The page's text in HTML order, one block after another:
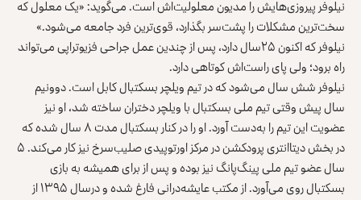
نیلوفر پیروزی‌هایش را مدیون معلولیت‌اش است. می‌گوید: «یک معلول که
سخت‌ترین مشکلات را پشت‌سر بگذارد، قوی‌ترین فرد جامعه می‌شود.»
نیلوفر که اکنون ۲۵سال دارد، پس از چندین عمل جراحی فزیوتراپی می‌تواند
راه برود؛ ولی پای راست‌اش کوتاهی دارد.
نیلوفر شش سال می‌شود که در تیم ویلچر بسکتبال کابل است. دوونیم
سال پیش وقتی تیم ملی بسکتبال با ویلچر دختران ساخته شد، او نیز
عضویت این تیم را به‌دست آورد. او را در کنار بسکتبال مدت ۸ سال شده که
در بخش دیتاانتری پرودکشن در مرکز اورتوپیدی صلیب‌سرخ نیز کار می‌کند. ۵
سال عضو تیم ملی پینگ‌پانگ نیز بوده و پس از برای همیشه به بازی
بسکتبال روی می‌آورد. از مکتب عایشه‌درانی فارغ شده و درسال ۱۳۹۵ از